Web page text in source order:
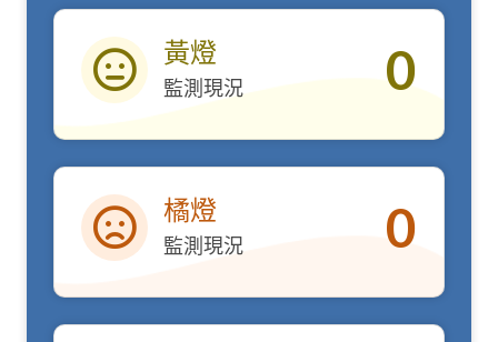
黃燈
黃燈
監測現況 0
橘燈
橘燈
監測現況 0